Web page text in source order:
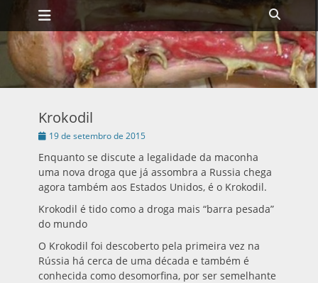
para
o
conteúdo
Menu principal Buscar
Krokodil
Publicado
19 de setembro de 2015
Enquanto se discute a legalidade da maconha
uma nova droga que já assombra a Russia chega
agora também aos Estados Unidos, é o Krokodil.
Krokodil é tido como a droga mais “barra pesada”
do mundo
O Krokodil foi descoberto pela primeira vez na
Rússia há cerca de uma década e também é
conhecida como desomorfina, por ser semelhante